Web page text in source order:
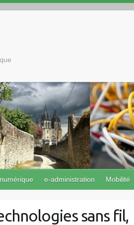
e-administration Mobilité
sans fil,